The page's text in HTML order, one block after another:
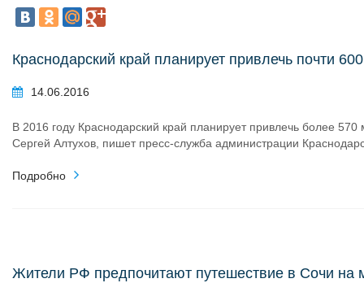
Краснодарский край планирует привлечь почти
14.06.2016
В 2016 году Краснодарский край планирует привлечь более
Сергей Алтухов, пишет пресс-служба администрации
Подробно
Жители РФ предпочитают путешествие в Сочи на